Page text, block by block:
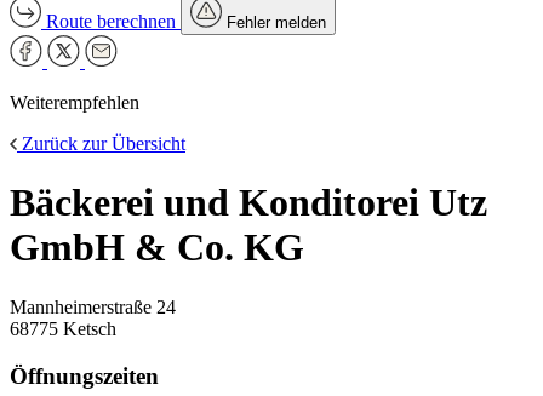
Route berechnen Fehler melden
Weiterempfehlen
Zurück zur Übersicht
Bäckerei und Konditorei Utz
GmbH & Co. KG
Mannheimerstraße 24
68775 Ketsch
Öffnungszeiten